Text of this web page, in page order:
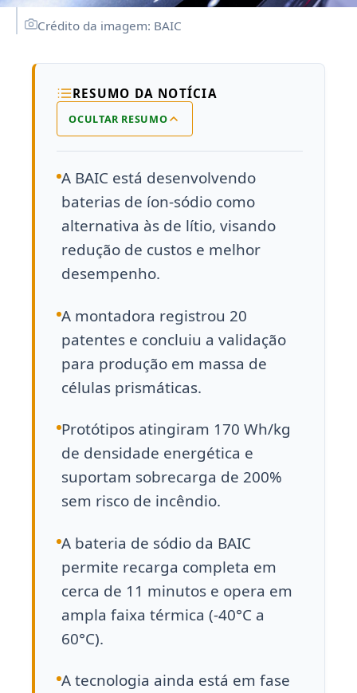
Crédito da imagem: BAIC
RESUMO DA NOTÍCIA
OCULTAR RESUMO
A BAIC está desenvolvendo
baterias de íon-sódio como
alternativa às de lítio, visando
redução de custos e melhor
desempenho.
A montadora registrou 20
patentes e concluiu a validação
para produção em massa de
células prismáticas.
Protótipos atingiram 170 Wh/kg
de densidade energética e
suportam sobrecarga de 200%
sem risco de incêndio.
A bateria de sódio da BAIC
permite recarga completa em
cerca de 11 minutos e opera em
ampla faixa térmica (-40°C a
60°C).
A tecnologia ainda está em fase